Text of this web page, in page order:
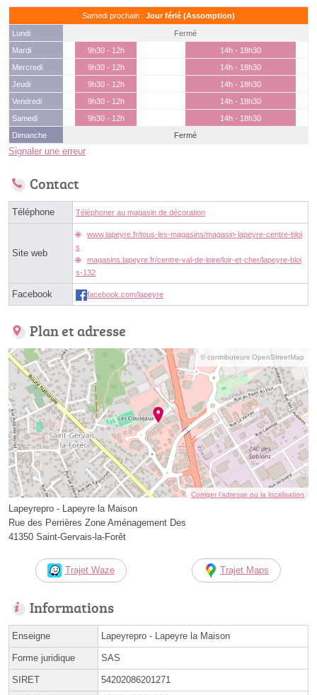
Samedi prochain : Jour férié (Assomption)
Lundi
Fermé
Mardi
9h30 - 12h
14h - 18h30
Mercredi
9h30 - 12h
14h - 18h30
Jeudi
9h30 - 12h
14h - 18h30
Vendredi
9h30 - 12h
14h - 18h30
Samedi
9h30 - 12h
14h - 18h30
Dimanche
Fermé
Signaler une erreur
Contact
Téléphone Téléphoner au magasin de décoration
Site web
www.lapeyre.fr/tous-les-magasins/magasin-lapeyre-centre-bloi
s
magasins.lapeyre.fr/centre-val-de-loire/loir-et-cher/lapeyre-bloi
s-132
Facebook facebook.com/lapeyre
Plan et adresse
© contributeurs OpenStreetMap
Corriger l’adresse ou la localisation
Lapeyrepro - Lapeyre la Maison
Rue des Perrières Zone Aménagement Des
41350 Saint-Gervais-la-Forêt
Trajet Waze Trajet Maps
Informations
Enseigne Lapeyrepro - Lapeyre la Maison
Forme juridique SAS
SIRET 54202086201271